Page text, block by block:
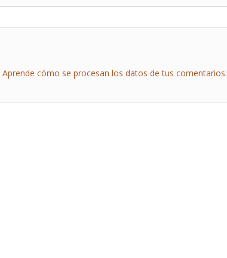
Aprende cómo se procesan los datos de tus comentarios.